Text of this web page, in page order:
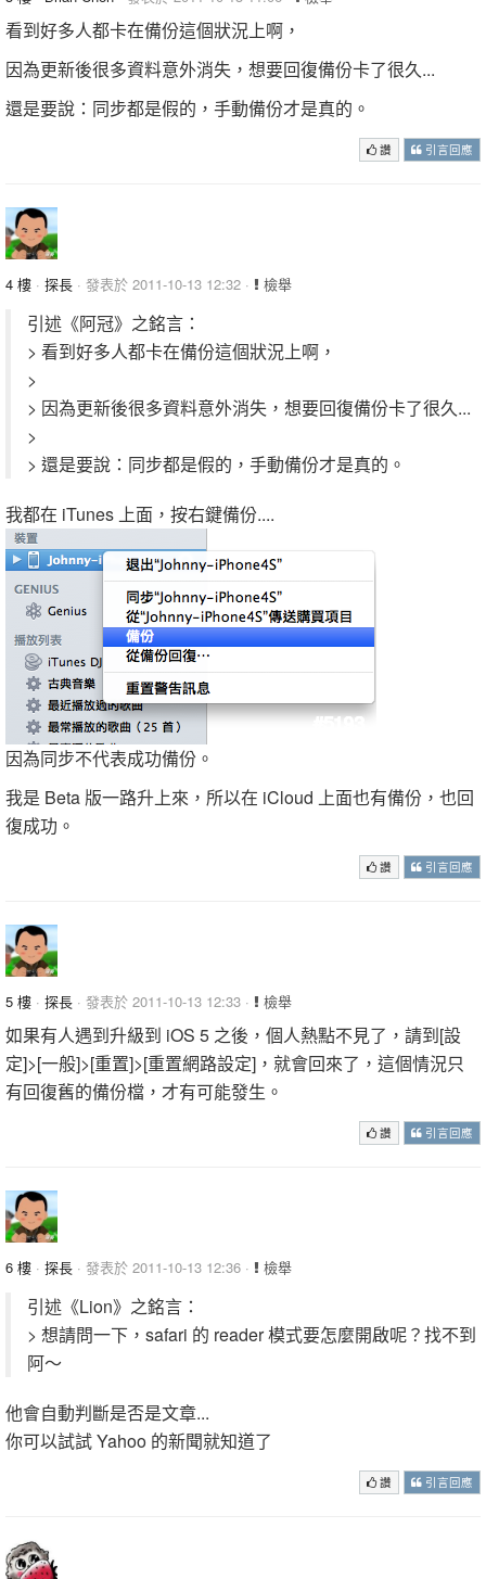
看到好多人都卡在備份這個狀況上啊，
因為更新後很多資料意外消失，想要回復備份卡了很久...
還是要說：同步都是假的，手動備份才是真的。
讚 引言回應
4 樓 · 探長 · 發表於 2011-10-13 12:32 · 檢舉
引述《阿冠》之銘言：
> 看到好多人都卡在備份這個狀況上啊，
>
> 因為更新後很多資料意外消失，想要回復備份卡了很久...
>
> 還是要說：同步都是假的，手動備份才是真的。
我都在 iTunes 上面，按右鍵備份....
因為同步不代表成功備份。
我是 Beta 版一路升上來，所以在 iCloud 上面也有備份，也回
復成功。
讚 引言回應
5 樓 · 探長 · 發表於 2011-10-13 12:33 · 檢舉
如果有人遇到升級到 iOS 5 之後，個人熱點不見了，請到[設
定]>[一般]>[重置]>[重置網路設定]，就會回來了，這個情況只
有回復舊的備份檔，才有可能發生。
讚 引言回應
6 樓 · 探長 · 發表於 2011-10-13 12:36 · 檢舉
引述《Lion》之銘言：
> 想請問一下，safari 的 reader 模式要怎麼開啟呢？找不到
阿～
他會自動判斷是否是文章...
你可以試試 Yahoo 的新聞就知道了
讚 引言回應